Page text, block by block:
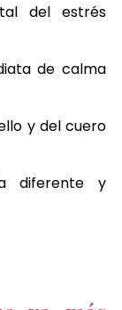
del estrés
de calma
y del cuero
diferente y